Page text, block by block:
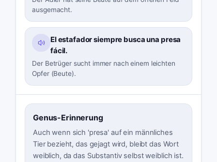
ausgemacht.
El estafador siempre busca una presa
fácil.
Der Betrüger sucht immer nach einem leichten
Opfer (Beute).
Genus-Erinnerung
Auch wenn sich 'presa' auf ein männliches
Tier bezieht, das gejagt wird, bleibt das Wort
weiblich, da das Substantiv selbst weiblich ist.